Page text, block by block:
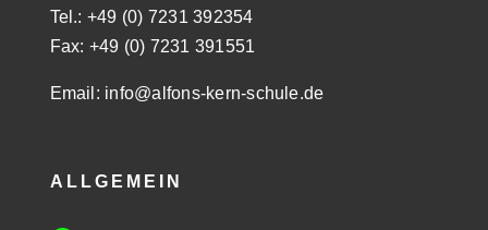
Tel.: +49 (0) 7231 392354
Fax: +49 (0) 7231 391551
Email: info@alfons-kern-schule.de
ALLGEMEIN